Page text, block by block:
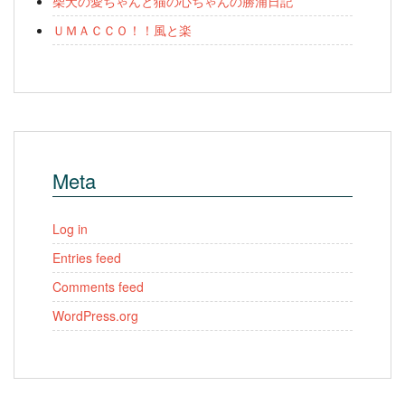
ＵＭＡＣＣＯ！！風と楽
Meta
Log in
Entries feed
Comments feed
WordPress.org